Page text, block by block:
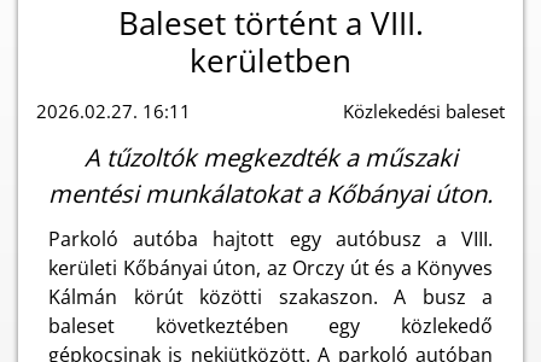
Baleset történt a VIII.
kerületben
2026.02.27. 16:11 Közlekedési baleset
A tűzoltók megkezdték a műszaki
mentési munkálatokat a Kőbányai úton.
Parkoló autóba hajtott egy autóbusz a VIII.
kerületi Kőbányai úton, az Orczy út és a Könyves
Kálmán körút közötti szakaszon. A busz a
baleset következtében egy közlekedő
gépkocsinak is nekiütközött. A parkoló autóban